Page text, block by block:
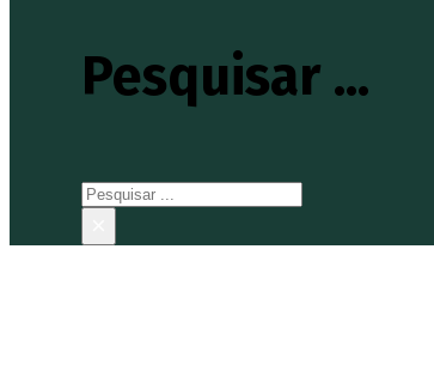
Pesquisar ...
Pesquisar